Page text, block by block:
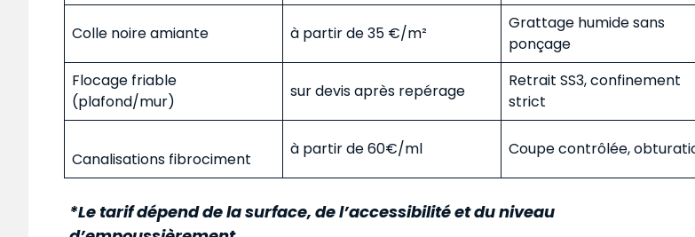
Colle noire amiante à partir de 35 €/m²
Grattage humide sans
ponçage
Flocage friable
(plafond/mur)
sur devis après repérage
Retrait SS3, confinement
strict
Canalisations fibrociment
à partir de 60€/ml Coupe contrôlée,
*Le tarif dépend de la surface, de l’accessibilité et du niveau